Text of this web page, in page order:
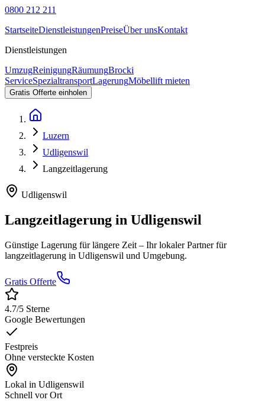
0800 212 211
StartseiteDienstleistungenPreiseÜber unsKontakt
Dienstleistungen
UmzugReinigungRäumungBrocki
ServiceSpezialtransportLagerungMöbellift mieten
Gratis Offerte einholen
Luzern
Udligenswil
Langzeitlagerung
Udligenswil
Langzeitlagerung in Udligenswil
Günstige Lagerung für längere Zeit – Ihr lokaler Partner für
langzeitlagerung in Udligenswil und Umgebung.
Gratis Offerte
4.7/5 Sterne
Google Bewertungen
Festpreis
Ohne versteckte Kosten
Lokal in Udligenswil
Schnell vor Ort